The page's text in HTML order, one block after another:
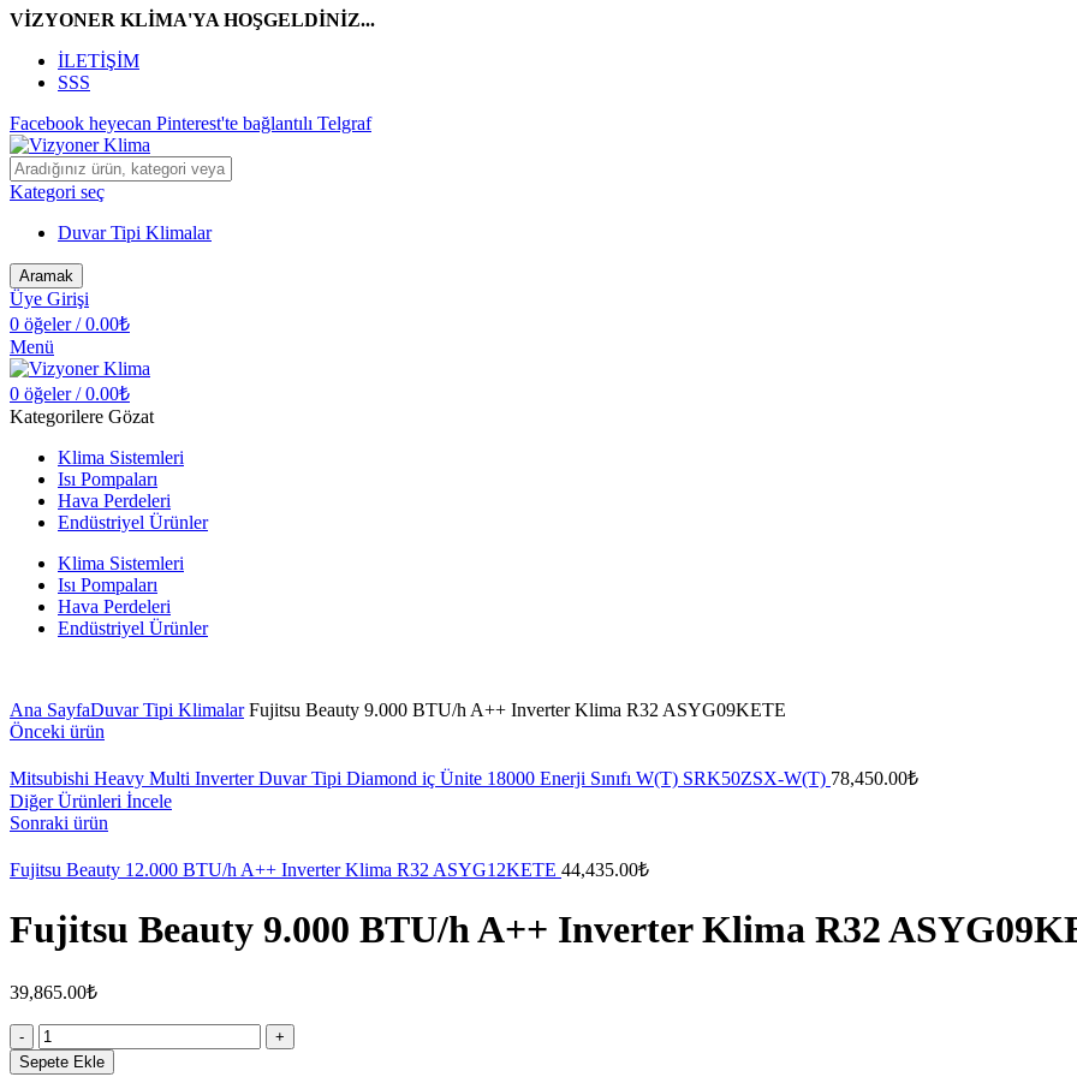
VİZYONER KLİMA'YA HOŞGELDİNİZ...
İLETİŞİM
SSS
Facebook heyecan Pinterest'te bağlantılı Telgraf
Kategori seç
Duvar Tipi Klimalar
Aramak
Üye Girişi
0 öğeler / 0.00₺
Menü
0 öğeler / 0.00₺
Kategorilere Gözat
Klima Sistemleri
Isı Pompaları
Hava Perdeleri
Endüstriyel Ürünler
Klima Sistemleri
Isı Pompaları
Hava Perdeleri
Endüstriyel Ürünler
Ana SayfaDuvar Tipi KlimalarFujitsu Beauty 9.000 BTU/h A++ Inverter Klima R32 ASYG09KETE
Önceki ürün
Mitsubishi Heavy Multi Inverter Duvar Tipi Diamond iç Ünite 18000 Enerji Sınıfı W(T) SRK50ZSX-W(T) 78,450.00₺
Diğer Ürünleri İncele
Sonraki ürün
Fujitsu Beauty 12.000 BTU/h A++ Inverter Klima R32 ASYG12KETE 44,435.00₺
Fujitsu Beauty 9.000 BTU/h A++ Inverter Klima R32
39,865.00₺
Miktar
Sepete Ekle